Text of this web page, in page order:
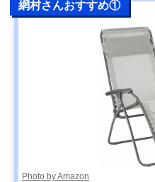
網村さんおすすめ①
Photo by Amazon